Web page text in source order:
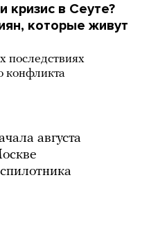
кризис в Сеуте?
которые живут
последствиях
конфликта
августа